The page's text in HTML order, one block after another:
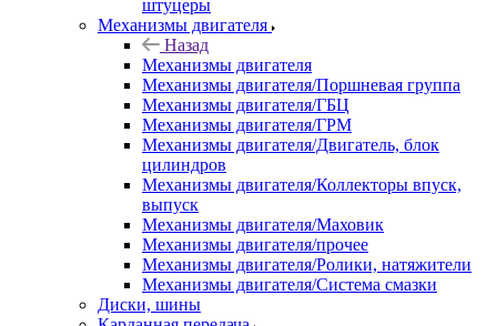
штуцеры
Механизмы двигателя
Назад
Механизмы двигателя
Механизмы двигателя/Поршневая группа
Механизмы двигателя/ГБЦ
Механизмы двигателя/ГРМ
Механизмы двигателя/Двигатель, блок
цилиндров
Механизмы двигателя/Коллекторы впуск,
выпуск
Механизмы двигателя/Маховик
Механизмы двигателя/прочее
Механизмы двигателя/Ролики, натяжители
Механизмы двигателя/Система смазки
Диски, шины